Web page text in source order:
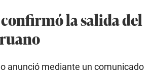
confirmó la salida del
anunció mediante un comunicado